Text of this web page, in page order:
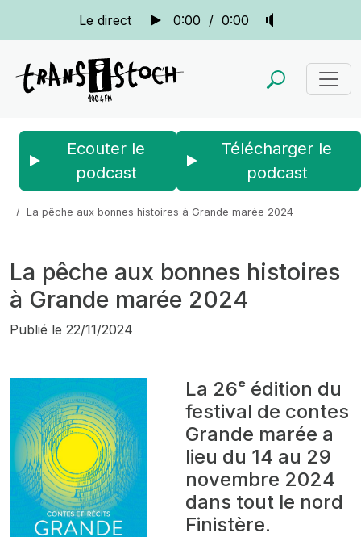
Le direct 0:00 / 0:00
Ecouter le
podcast
Télécharger le
podcast
La pêche aux bonnes histoires à Grande marée 2024
La pêche aux bonnes histoires
à Grande marée 2024
Publié le 22/11/2024
La 26ᵉ édition du
festival de contes
Grande marée a
lieu du 14 au 29
novembre 2024
dans tout le nord
Finistère.